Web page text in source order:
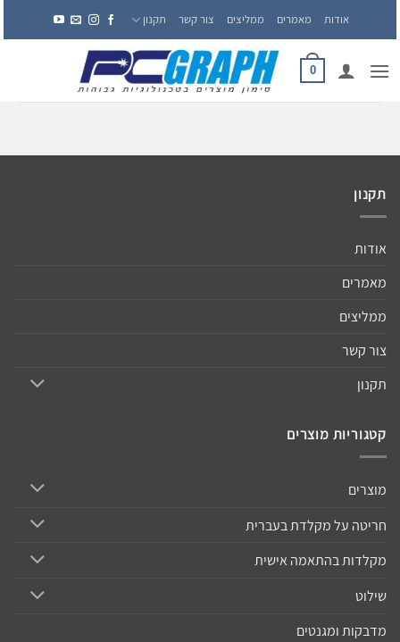
אודות מאמרים ממליצים צור קשר תקנון
0
תקנון
אודות
מאמרים
ממליצים
צור קשר
תקנון
קטגוריות מוצרים
מוצרים
חריטה על מקלדת בעברית
מקלדות בהתאמה אישית
שילוט
מדבקות ומגנטים